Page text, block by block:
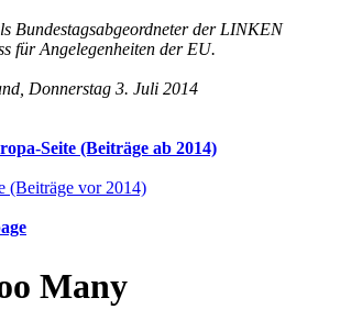
Bundestagsabgeordneter der LINKEN
für Angelegenheiten der EU.
Donnerstag 3. Juli 2014
Seite (Beiträge ab 2014)
(Beiträge vor 2014)